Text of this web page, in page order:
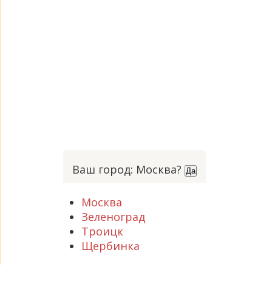
Ваш город: Москва? Да
Москва
Зеленоград
Троицк
Щербинка